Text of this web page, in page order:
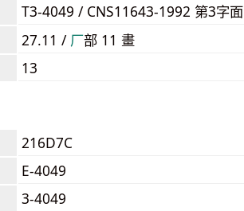
T3-4049 / CNS11643-1992 第3字面
27.11 / ⼚部 11 畫
13
216D7C
E-4049
3-4049